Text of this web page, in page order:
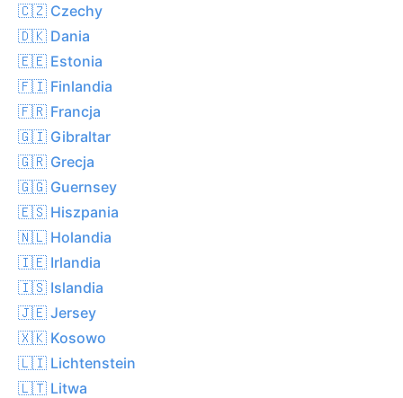
🇨🇿 Czechy
🇩🇰 Dania
🇪🇪 Estonia
🇫🇮 Finlandia
🇫🇷 Francja
🇬🇮 Gibraltar
🇬🇷 Grecja
🇬🇬 Guernsey
🇪🇸 Hiszpania
🇳🇱 Holandia
🇮🇪 Irlandia
🇮🇸 Islandia
🇯🇪 Jersey
🇽🇰 Kosowo
🇱🇮 Lichtenstein
🇱🇹 Litwa